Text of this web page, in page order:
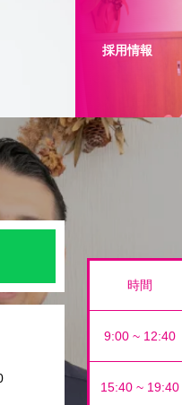
採用情報
時間
9:00 ~ 12:40
15:40 ~ 19:40